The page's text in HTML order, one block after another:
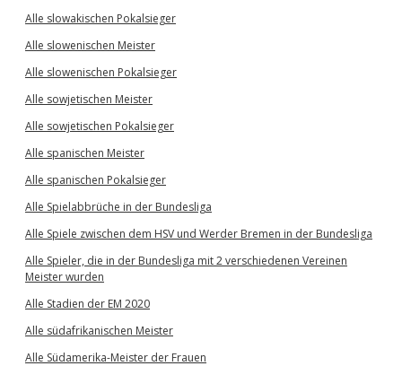
Alle slowakischen Pokalsieger
Alle slowenischen Meister
Alle slowenischen Pokalsieger
Alle sowjetischen Meister
Alle sowjetischen Pokalsieger
Alle spanischen Meister
Alle spanischen Pokalsieger
Alle Spielabbrüche in der Bundesliga
Alle Spiele zwischen dem HSV und Werder Bremen in der Bundesliga
Alle Spieler, die in der Bundesliga mit 2 verschiedenen Vereinen
Meister wurden
Alle Stadien der EM 2020
Alle südafrikanischen Meister
Alle Südamerika-Meister der Frauen